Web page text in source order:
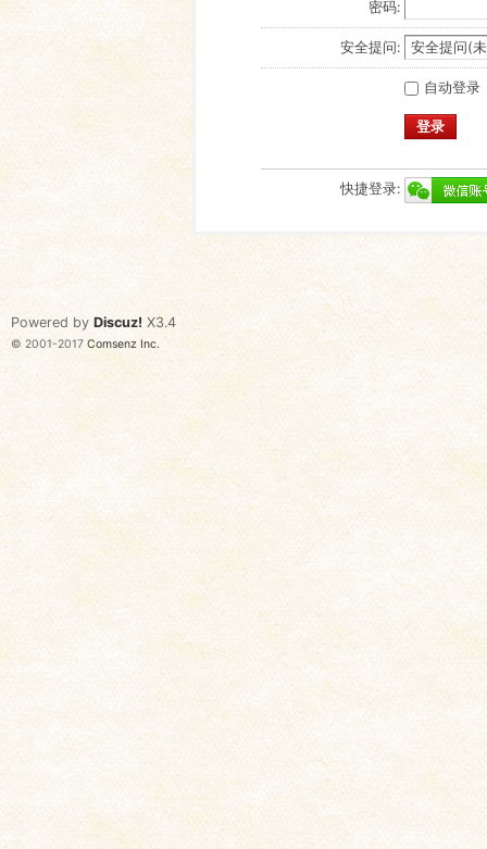
密码:
安全提问:
自动登录
登录
快捷登录:
Powered by Discuz! X3.4
© 2001-2017 Comsenz Inc.